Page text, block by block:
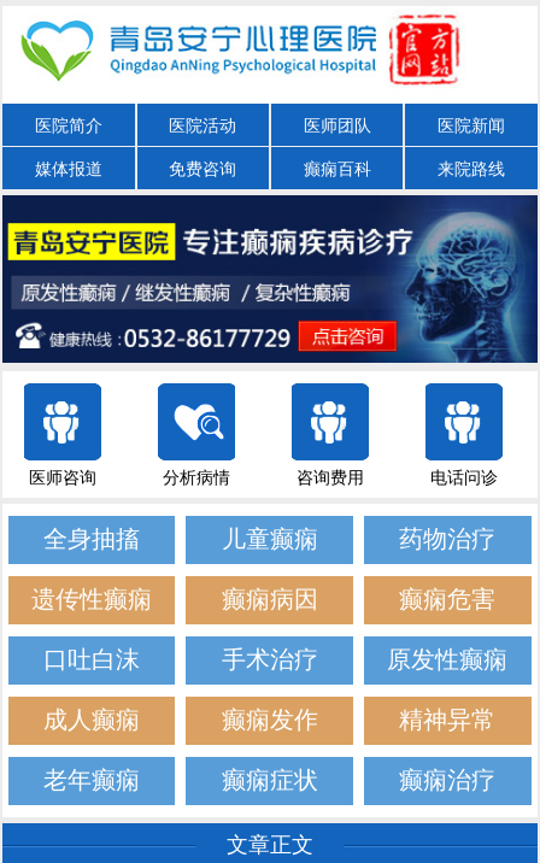
医院简介 医院活动 医师团队 医院新闻
媒体报道 免费咨询 癫痫百科 来院路线
医师咨询 分析病情 咨询费用 电话问诊
全身抽搐 儿童癫痫 药物治疗
遗传性癫痫 癫痫病因 癫痫危害
口吐白沫 手术治疗 原发性癫痫
成人癫痫 癫痫发作 精神异常
老年癫痫 癫痫症状 癫痫治疗
文章正文